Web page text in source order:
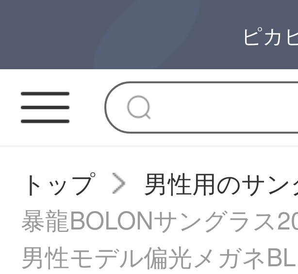
ピカ
トップ
男性用のサン
暴龍BOLONサングラス
男性モデル偏光メガネ